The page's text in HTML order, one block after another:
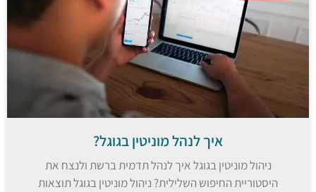
איך לנהל מוניטין בגוגל?
ניהול מוניטין בגוגל איך לנהל תדמית ברשת ולנצח את
היסטוריית החיפוש השלילית? ניהול מוניטין בגוגל תוצאות